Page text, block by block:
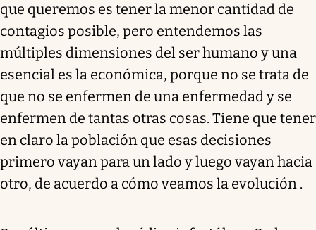
que queremos es tener la menor cantidad de
contagios posible, pero entendemos las
múltiples dimensiones del ser humano y una
esencial es la económica, porque no se trata de
que no se enfermen de una enfermedad y se
enfermen de tantas otras cosas. Tiene que tener
en claro la población que esas decisiones
primero vayan para un lado y luego vayan hacia
otro, de acuerdo a cómo veamos la evolución .